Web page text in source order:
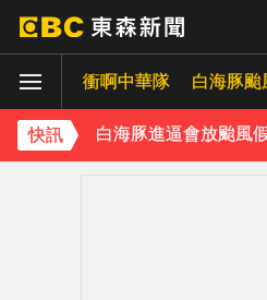
衝啊中華隊 白海豚颱
快訊